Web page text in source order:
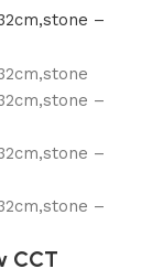
CCT